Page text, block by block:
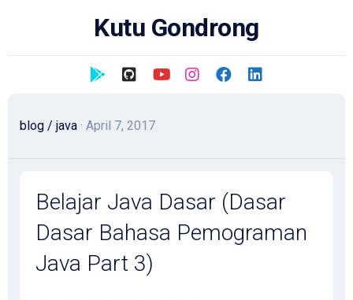
Kutu Gondrong
blog / java · April 7, 2017
Belajar Java Dasar (Dasar
Dasar Bahasa Pemograman
Java Part 3)